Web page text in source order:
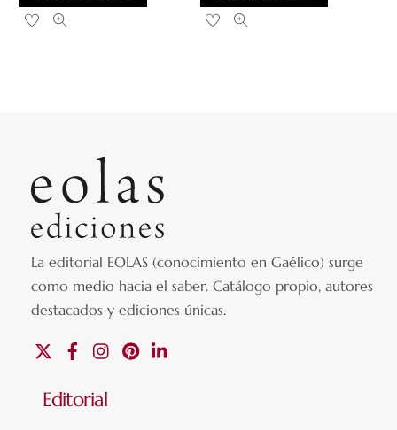
La editorial EOLAS (conocimiento en Gaélico) surge
como medio hacia el saber.Catálogo propio, autores
destacados y ediciones únicas.
FacebookInstagramPinterest
Editorial